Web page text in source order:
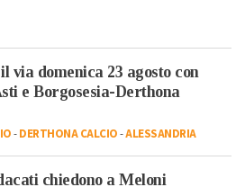
via domenica 23 agosto con
e Borgosesia-Derthona
-DERTHONA CALCIO-ALESSANDRIA
chiedono a Meloni